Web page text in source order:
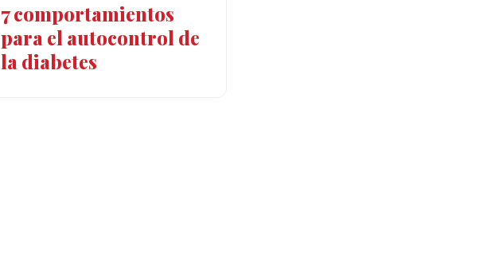
7 comportamientos
para el autocontrol de
la diabetes